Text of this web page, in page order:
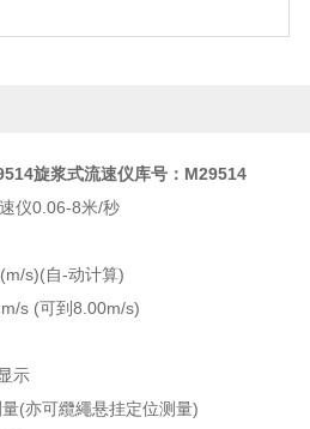
旋浆式流速仪库号：M29514
仪0.06-8米/秒
s)(自-动计算)
s (可到8.00m/s)
示
(亦可纜繩悬挂定位测量)